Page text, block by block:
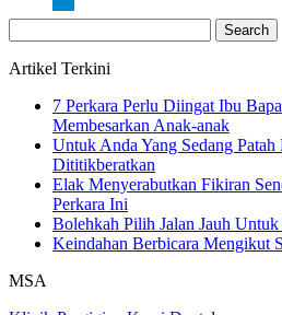
for:
Artikel Terkini
7 Perkara Perlu Diingat Ibu
Membesarkan Anak-anak
Untuk Anda Yang Sedang
Dititikberatkan
Elak Menyerabutkan Fikiran
Perkara Ini
Bolehkah Pilih Jalan Jauh Untuk
Keindahan Berbicara Mengikut
MSA